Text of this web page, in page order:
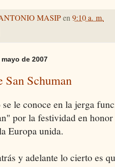
MASIPen9:10 a. m.
de 2007
San Schuman
le conoce en la jerga
por la festividad en
Europa unida.
y adelante lo cierto es